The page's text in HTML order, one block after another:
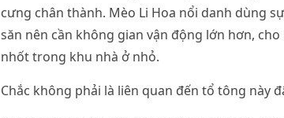
cưng chân thành. Mèo Li Hoa nổi danh dùng
săn nên cần không gian vận động lớn hơn,
nhốt trong khu nhà ở nhỏ.
Chắc không phải là liên quan đến tổ tông này